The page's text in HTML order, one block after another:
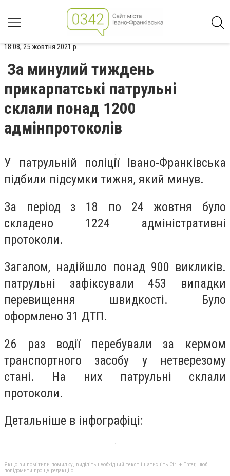
18:08, 25 жовтня 2021 р.
За минулий тиждень
прикарпатські патрульні
склали понад 1200
адмінпротоколів
У патрульній поліції Івано-Франківська
підбили підсумки тижня, який минув.
За період з 18 по 24 жовтня було
складено 1224 адміністративні
протоколи.
Загалом, надійшло понад 900 викликів.
патрульні зафіксували 453 випадки
перевищення швидкості. Було
оформлено 31 ДТП.
26 раз водії перебували за кермом
транспортного засобу у нетверезому
стані. На них патрульні склали
протоколи.
Детальніше в інфографіці:
Якщо ви помітили помилку, виділіть необхідний текст і натисніть Ctrl + Enter, щоб
повідомити про це редакцію